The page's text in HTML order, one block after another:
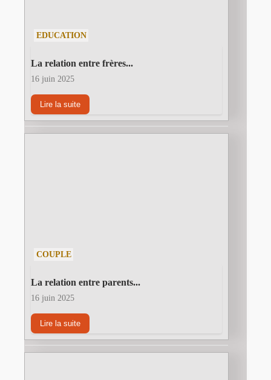
EDUCATION
La relation entre frères...
16 juin 2025
Lire la suite
COUPLE
La relation entre parents...
16 juin 2025
Lire la suite